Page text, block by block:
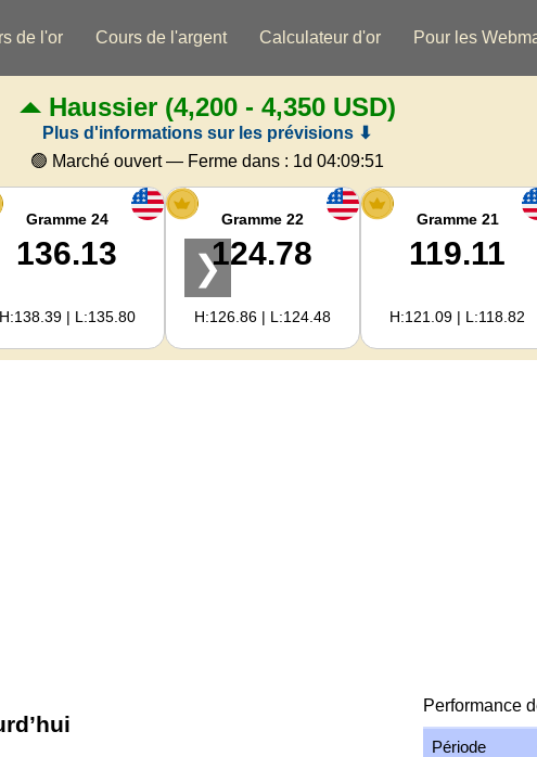
de l'or Cours de l'argent Calculateur d'or Pour les
Haussier(4,200 - 4,350 USD)
Plus d'informations sur les prévisions ⬇
🟢 Marché ouvert — Ferme dans : 1d 04:09:50
Gramme 24
136.13
H:138.39 | L:135.80
Gramme 22
124.78
H:126.86 | L:124.48
Gramme 21
119.11
H:121.09 | L:118.82
❯
Performance
Période